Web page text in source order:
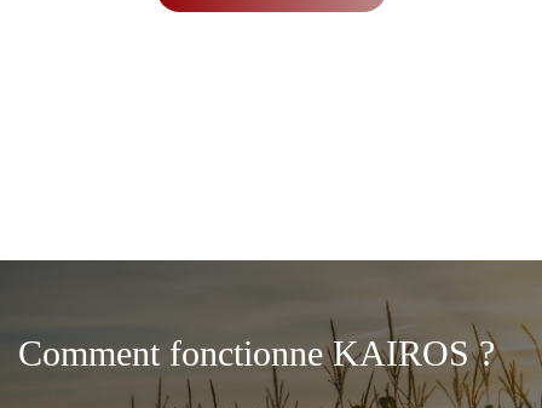
Comment fonctionne KAIROS ?